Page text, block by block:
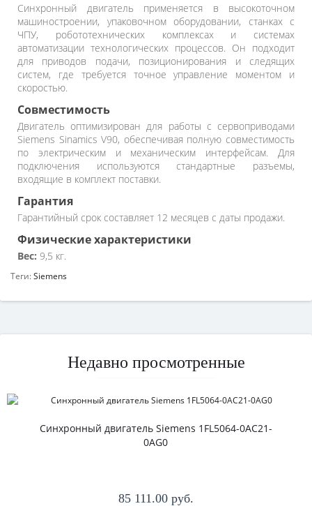
Синхронный двигатель применяется в высокоточном
машиностроении, упаковочном оборудовании, станках с
ЧПУ, робототехнических комплексах и системах
автоматизации технологических процессов. Он подходит
для приводов подачи, позиционирования и следящих
систем, где требуется точное управление моментом и
скоростью.
Совместимость
Двигатель оптимизирован для работы с сервоприводами
Siemens Sinamics V90, обеспечивая полную совместимость
по электрическим и механическим интерфейсам. Для
подключения используются стандартные разъемы,
входящие в комплект поставки.
Гарантия
Гарантийный срок составляет 12 месяцев с даты продажи.
Физические характеристики
Вес: 9,5 кг.
Теги:Siemens
Недавно просмотренные
Синхронный двигатель Siemens 1FL5064-0AC21-
0AG0
85 111.00 руб.